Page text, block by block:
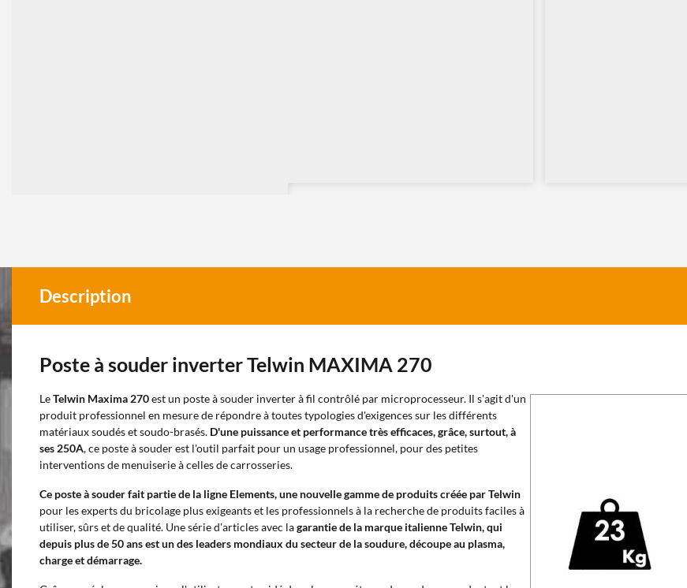
Description
Poste à souder inverter Telwin MAXIMA 270
LeTelwin Maxima 270est un poste à souder inverter à fil contrôlé par microprocesseur. Il s'agit d'un
produit professionnel en mesure de répondre à toutes typologies d'exigences sur les différents
matériaux soudés et soudo-brasés. D'une puissance et performance très efficaces, grâce, surtout, à
ses 250A, ce poste à souder est l'outil parfait pour un usage professionnel, pour des petites
interventions de menuiserie à celles de carrosseries.
Ce poste à souder fait partie de la ligne Elements, une nouvelle gamme de produits créée par Telwin
pour les experts du bricolage plus exigeants et les professionnels à la recherche de produits faciles à
utiliser, sûrs et de qualité. Une série d'articles avec lagarantie de la marque italienne Telwin, qui
depuis plus de 50 ans est un des leaders mondiaux du secteur de la soudure, découpe au plasma,
charge et démarrage.